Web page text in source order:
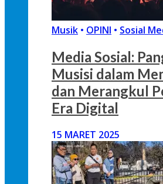
Musik • OPINI • Sosial
Media Sosial:
Musisi dalam
dan Merangkul
Era Digital
15 MARET 2025